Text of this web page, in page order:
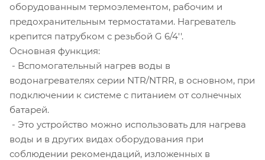
оборудованным термоэлементом, рабочим и
предохранительным термостатами. Нагреватель
крепится патрубком с резьбой G 6/4''.
Основная функция:
- Вспомогательный нагрев воды в
водонагревателях серии NTR/NTRR, в основном, при
подключении к системе с питанием от солнечных
батарей.
- Это устройство можно использовать для нагрева
воды и в других видах оборудования при
соблюдении рекомендаций, изложенных в